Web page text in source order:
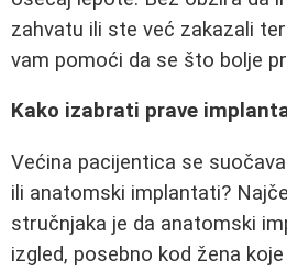
zahvatu ili ste već zakazali
vam pomoći da se što bolje
Kako izabrati prave
Većina pacijentica se
ili anatomski implantati?
stručnjaka je da anatomski
izgled, posebno kod žena